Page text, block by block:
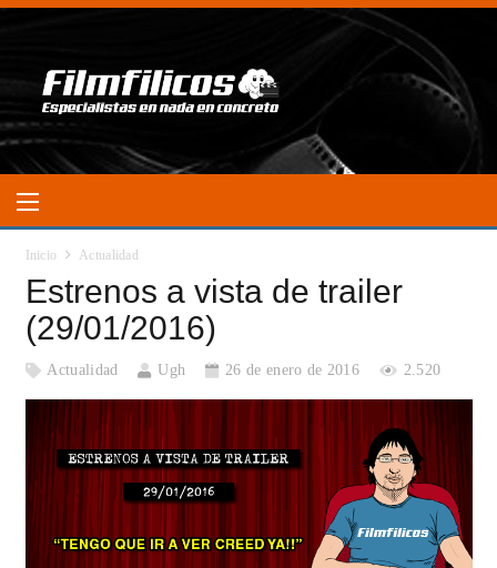
Inicio Actualidad
Estrenos a vista de trailer
(29/01/2016)
Actualidad Ugh 26 de enero de 2016 2.520